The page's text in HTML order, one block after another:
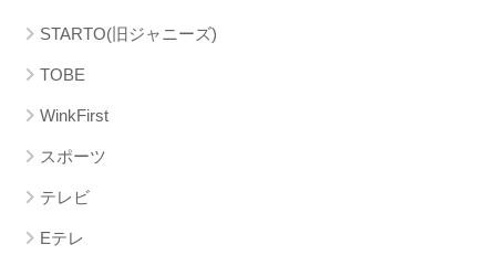
STARTO(旧ジャニーズ)
TOBE
WinkFirst
スポーツ
テレビ
Eテレ